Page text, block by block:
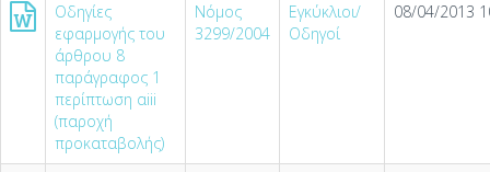
Οδηγίες
εφαρμογής του
άρθρου 8
παράγραφος 1
περίπτωση αiii
(παροχή
προκαταβολής)
Νόμος
3299/2004
Εγκύκλιοι/
Οδηγοί
08/04/2013